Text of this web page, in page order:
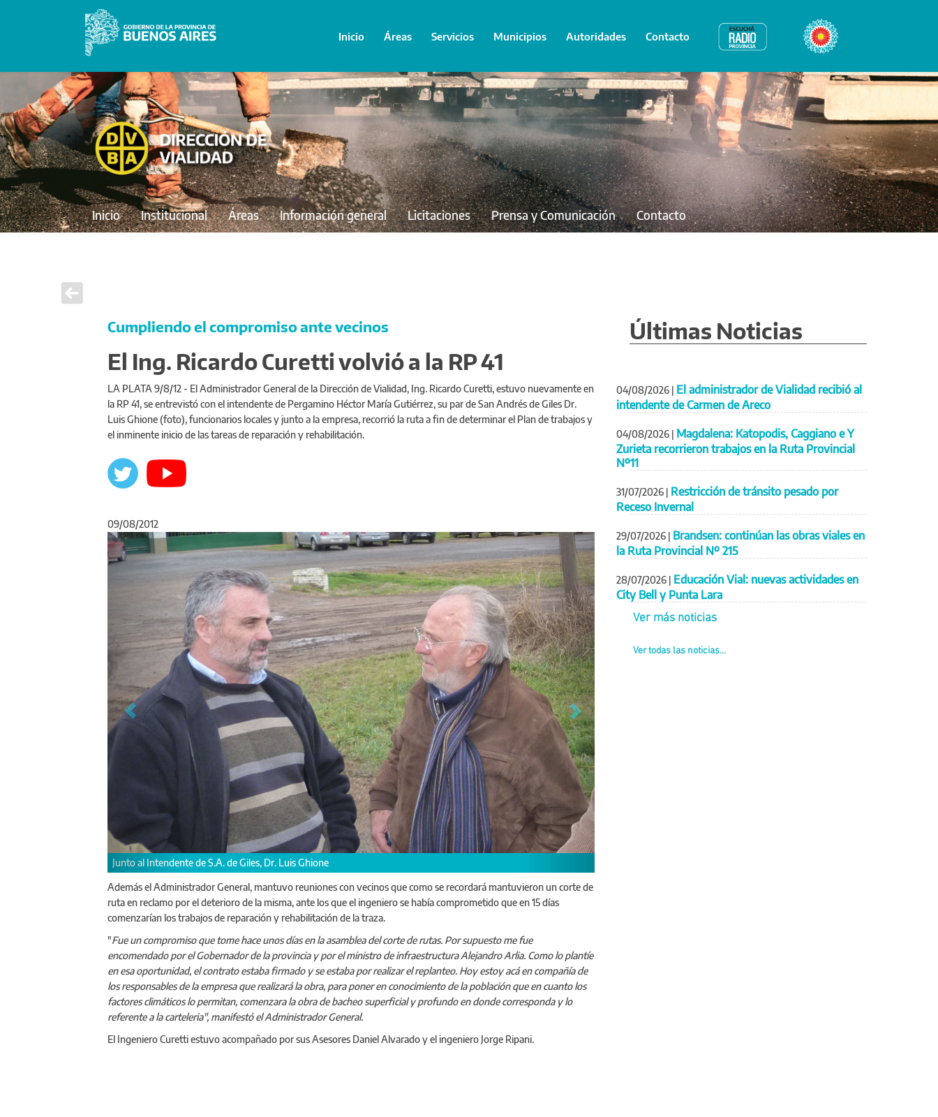
Inicio Áreas Servicios Municipios Autoridades Contacto Radio Provincia Bicentenario
Inicio Institucional Áreas Información general Licitaciones Prensa y Comunicación Contacto
Cumpliendo el compromiso ante vecinos
El Ing. Ricardo Curetti volvió a la RP 41
LA PLATA 9/8/12 - El Administrador General de la Dirección de Vialidad, Ing. Ricardo Curetti, estuvo nuevamente en
la RP 41, se entrevistó con el intendente de Pergamino Héctor María Gutiérrez, su par de San Andrés de Giles Dr.
Luis Ghione (foto), funcionarios locales y junto a la empresa, recorrió la ruta a fin de determinar el Plan de trabajos y
el inminente inicio de las tareas de reparación y rehabilitación.
09/08/2012
Junto al Intendente de Pergamino, Héctor María Gutiérrez
Anterior Siguiente
Además el Administrador General, mantuvo reuniones con vecinos que como se recordará mantuvieron un corte de
ruta en reclamo por el deterioro de la misma, ante los que el ingeniero se había comprometido que en 15 días
comenzarían los trabajos de reparación y rehabilitación de la traza.
"Fue un compromiso que tome hace unos días en la asamblea del corte de rutas. Por supuesto me fue
encomendado por el Gobernador de la provincia y por el ministro de infraestructura Alejandro Arlia. Como lo plantíe
en esa oportunidad, el contrato estaba firmado y se estaba por realizar el replanteo. Hoy estoy acá en compañía de
los responsables de la empresa que realizará la obra, para poner en conocimiento de la población que en cuanto los
factores climáticos lo permitan, comenzara la obra de bacheo superficial y profundo en donde corresponda y lo
referente a la carteleria", manifestó el Administrador General.
El Ingeniero Curetti estuvo acompañado por sus Asesores Daniel Alvarado y el ingeniero Jorge Ripani.
Últimas Noticias
04/08/2026 | El administrador de Vialidad recibió al
intendente de Carmen de Areco
04/08/2026 | Magdalena: Katopodis, Caggiano e Y
Zurieta recorrieron trabajos en la Ruta Provincial
Nº11
31/07/2026 | Restricción de tránsito pesado por
Receso Invernal
29/07/2026 | Brandsen: continúan las obras viales en
la Ruta Provincial Nº 215
28/07/2026 | Educación Vial: nuevas actividades en
City Bell y Punta Lara
Ver más noticias
Ver todas las noticias...